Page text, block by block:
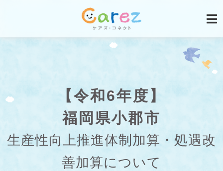
【令和6年度】
福岡県小郡市
生産性向上推進体制加算・処遇改
善加算について